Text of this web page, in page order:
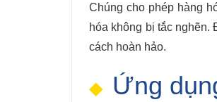
Chúng cho phép hàng
hóa không bị tắc
cách hoàn hảo.
Ứng